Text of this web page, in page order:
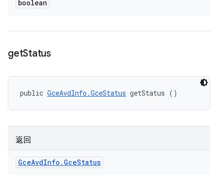
boolean
getStatus
public GceAvdInfo.GceStatus getStatus ()
返回
GceAvdInfo . GceStatus